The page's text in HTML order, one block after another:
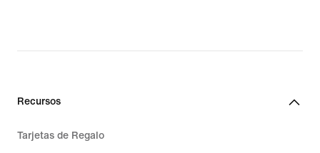
Recursos
Tarjetas de Regalo